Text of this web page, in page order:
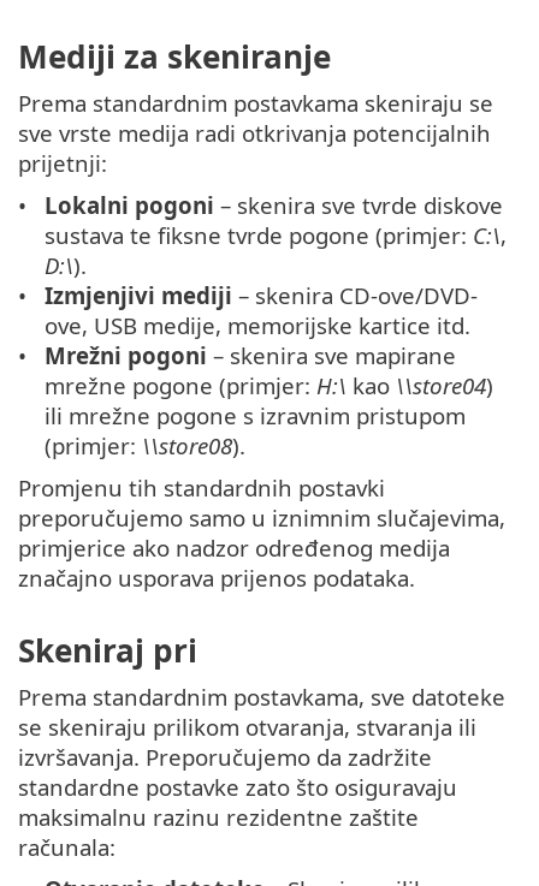
Mediji za skeniranje
Prema standardnim postavkama skeniraju se
sve vrste medija radi otkrivanja potencijalnih
prijetnji:
Lokalni pogoni – skenira sve tvrde diskove
sustava te fiksne tvrde pogone (primjer: C:\,
D:\).
Izmjenjivi mediji – skenira CD-ove/DVD-
ove, USB medije, memorijske kartice itd.
Mrežni pogoni – skenira sve mapirane
mrežne pogone (primjer: H:\ kao \\store04)
ili mrežne pogone s izravnim pristupom
(primjer: \\store08).
Promjenu tih standardnih postavki
preporučujemo samo u iznimnim slučajevima,
primjerice ako nadzor određenog medija
značajno usporava prijenos podataka.
Skeniraj pri
Prema standardnim postavkama, sve datoteke
se skeniraju prilikom otvaranja, stvaranja ili
izvršavanja. Preporučujemo da zadržite
standardne postavke zato što osiguravaju
maksimalnu razinu rezidentne zaštite
računala: